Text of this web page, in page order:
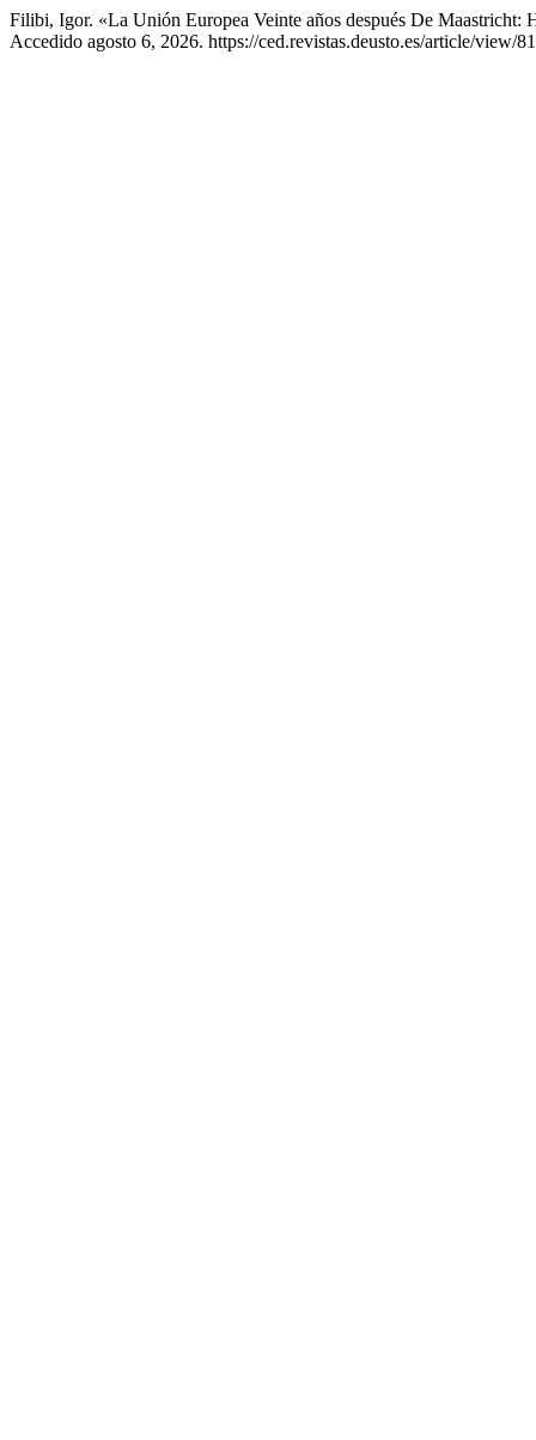
Filibi, Igor. «La Unión Europea Veinte años después De Maastricht:
Accedido agosto 6, 2026. https://ced.revistas.deusto.es/article/view/